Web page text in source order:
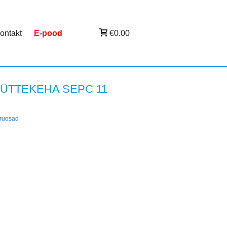
E-pood €0.00
SEPC 11